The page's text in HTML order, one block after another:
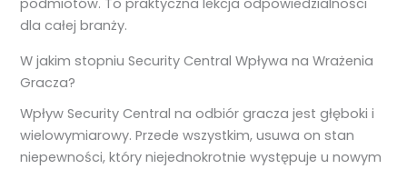
podmiotów. To praktyczna lekcja odpowiedzialności
dla całej branży.
W jakim stopniu Security Central Wpływa na Wrażenia
Gracza?
Wpływ Security Central na odbiór gracza jest głęboki i
wielowymiarowy. Przede wszystkim, usuwa on stan
niepewności, który niejednokrotnie występuje u nowym